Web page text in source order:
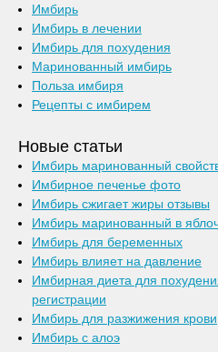
Имбирь
Имбирь в лечении
Имбирь для похудения
Маринованный имбирь
Польза имбиря
Рецепты с имбирем
Новые статьи
Имбирь маринованный
Имбирное печенье фото
Имбирь сжигает жиры отзывы
Имбирь маринованный в
Имбирь для беременных
Имбирь влияет на давление
Имбирная диета для
регистрации
Имбирь для разжижения крови
Имбирь с алоэ